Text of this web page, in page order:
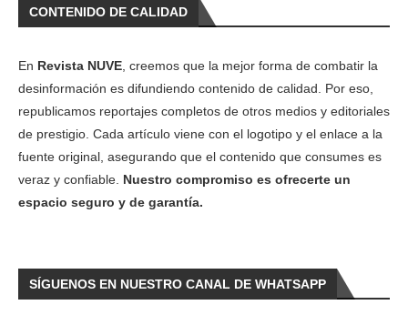
CONTENIDO DE CALIDAD
En Revista NUVE , creemos que la mejor forma de combatir la
desinformación es difundiendo contenido de calidad. Por eso,
republicamos reportajes completos de otros medios y editoriales
de prestigio. Cada artículo viene con el logotipo y el enlace a la
fuente original, asegurando que el contenido que consumes es
veraz y confiable. Nuestro compromiso es ofrecerte un
espacio seguro y de garantía.
SÍGUENOS EN NUESTRO CANAL DE WHATSAPP